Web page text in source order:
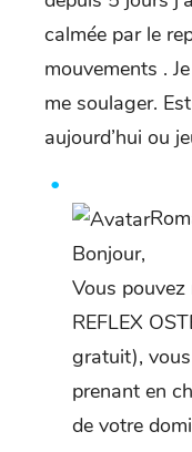
calmée par le
mouvements .
me soulager.
aujourd’hui ou
Bonjour,
Vous
REFLEX
gratuit),
prenant en
de votre